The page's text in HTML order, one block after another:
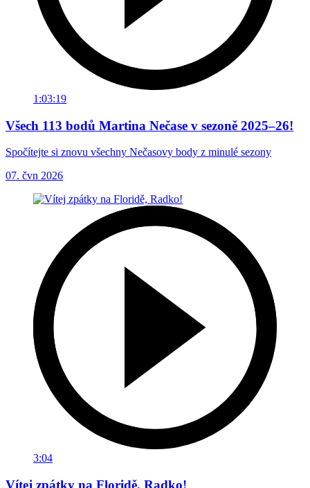
1:03:19
Všech 113 bodů Martina Nečase v sezoně 2025–26!
Spočítejte si znovu všechny Nečasovy body z minulé sezony
07. čvn 2026
3:04
Vítej zpátky na Floridě, Radko!